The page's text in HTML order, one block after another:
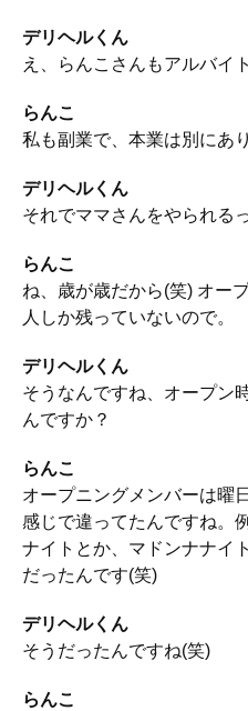
デリヘルくん
え、らんこさんもアルバイ
らんこ
私も副業で、本業は別にあ
デリヘルくん
それでママさんをやられる
らんこ
ね、歳が歳だから(笑) オー
人しか残っていないので。
デリヘルくん
そうなんですね、オープン
んですか？
らんこ
オープニングメンバーは曜
感じで違ってたんですね。
ナイトとか、マドンナナイ
だったんです(笑)
デリヘルくん
そうだったんですね(笑)
らんこ